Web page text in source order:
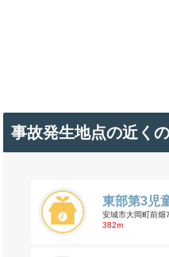
事故発生地点の近く
東部第3児
安城市大岡町前畑
382m